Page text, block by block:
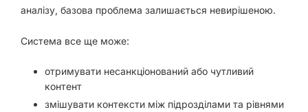
аналізу, базова проблема залишається невирішеною.
Система все ще може:
отримувати несанкціонований або чутливий
контент
змішувати контексти між підрозділами та рівнями